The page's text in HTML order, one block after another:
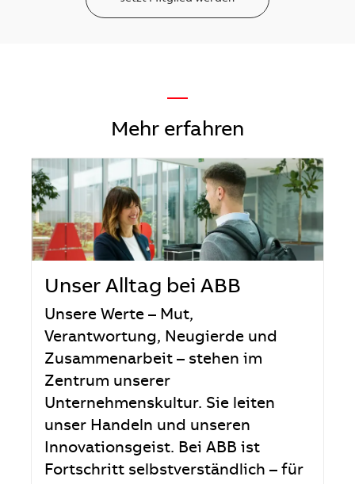
—
Mehr erfahren
Unser Alltag bei ABB
Unsere Werte – Mut,
Verantwortung, Neugierde und
Zusammenarbeit – stehen im
Zentrum unserer
Unternehmenskultur. Sie leiten
unser Handeln und unseren
Innovationsgeist. Bei ABB ist
Fortschritt selbstverständlich – für